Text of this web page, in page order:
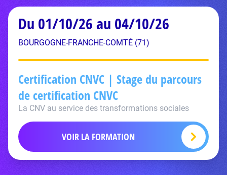
Du 01/10/26 au 04/10/26
BOURGOGNE-FRANCHE-COMTÉ (71)
Certification CNVC | Stage du parcours
de certification CNVC
La CNV au service des transformations sociales
VOIR LA FORMATION